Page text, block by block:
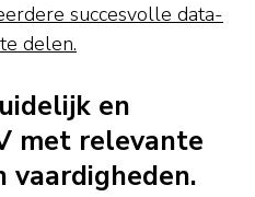
succesvolle data-
delen.
en
met relevante
vaardigheden.